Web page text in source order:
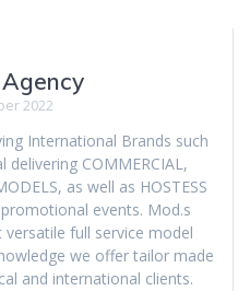
Agency
2022
International Brands such
delivering COMMERCIAL,
as well as HOSTESS
events. Mod.s
full service model
we offer tailor made
and international clients.